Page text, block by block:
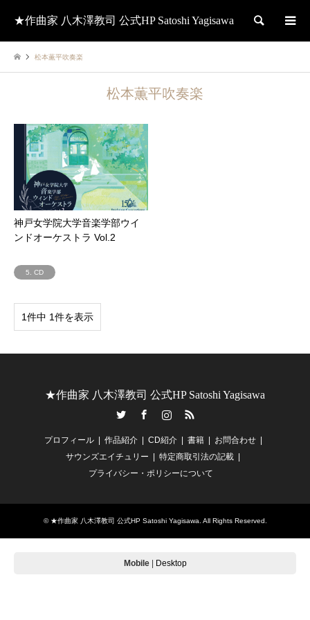
★作曲家 八木澤教司 公式HP Satoshi Yagisawa 検索
松本薫平吹奏楽
松本薫平吹奏楽
神戸女学院大学音楽学部ウイ
ンドオーケストラ Vol.2
5. CD
1件中 1件を表示
★作曲家 八木澤教司 公式HP Satoshi Yagisawa
RSS
プロフィール 作品紹介 CD紹介 書籍
お問合わせ
サウンズエイチュリー
特定商取引法の記載
プライバシー・ポリシーについて
© ★作曲家 八木澤教司 公式HP Satoshi Yagisawa . All Rights Reserved.
Mobile| Desktop